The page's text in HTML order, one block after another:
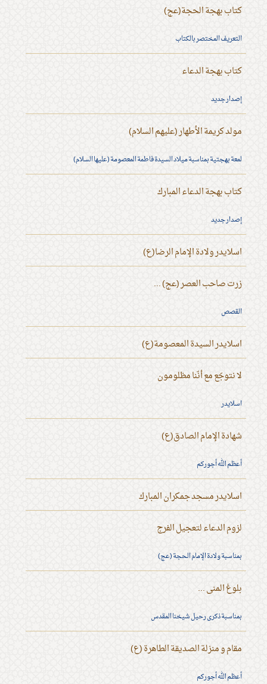
كتاب بهجة الحجة(عج)
التعريف المختصر بالكتاب
كتاب بهجة الدعاء
إصدار جديد
مولد كريمة الأطهار (عليهم السلام)
لمعة بهجتية بمناسبة ميلاد السيدة فاطمة المعصومة (عليها السلام)
كتاب بهجة الدعاء المبارك
إصدار جديد
اسلايدر ولادة الإمام الرضا(ع)
زرت صاحب العصر (عج) ...
القصص
اسلايدر السيدة المعصومة(ع)
لا نتوجّع مع أنّنا مظلومون
اسلايدر
شهادة الإمام الصادق(ع)
أعظم الله أجوركم
اسلايدر مسجد جمكران المبارك
لزوم الدعاء لتعجيل الفرج
بمناسبة ولادة الإمام الحجة (عج)
بلوغ المنى ...
بمناسبة ذكرى رحيل شيخنا المقدس
مقام و منزلة الصديقة الطاهرة (ع)
أعظم الله أجوركم